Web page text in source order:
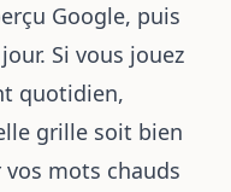
Google, puis
Si vous jouez
quotidien,
grille soit bien
mots chauds